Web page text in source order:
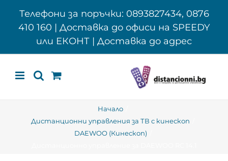
Телефони за поръчки: 0893827434, 0876
410 160 | Доставка до офиси на SPEEDY
или ЕКОНТ | Доставка до адрес
Начало
Дистанционни управления за ТВ с кинескоп
DAEWOO (Кинескоп)